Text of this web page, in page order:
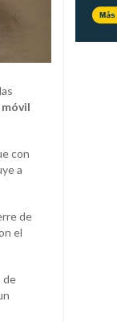
con
a
de
el
de